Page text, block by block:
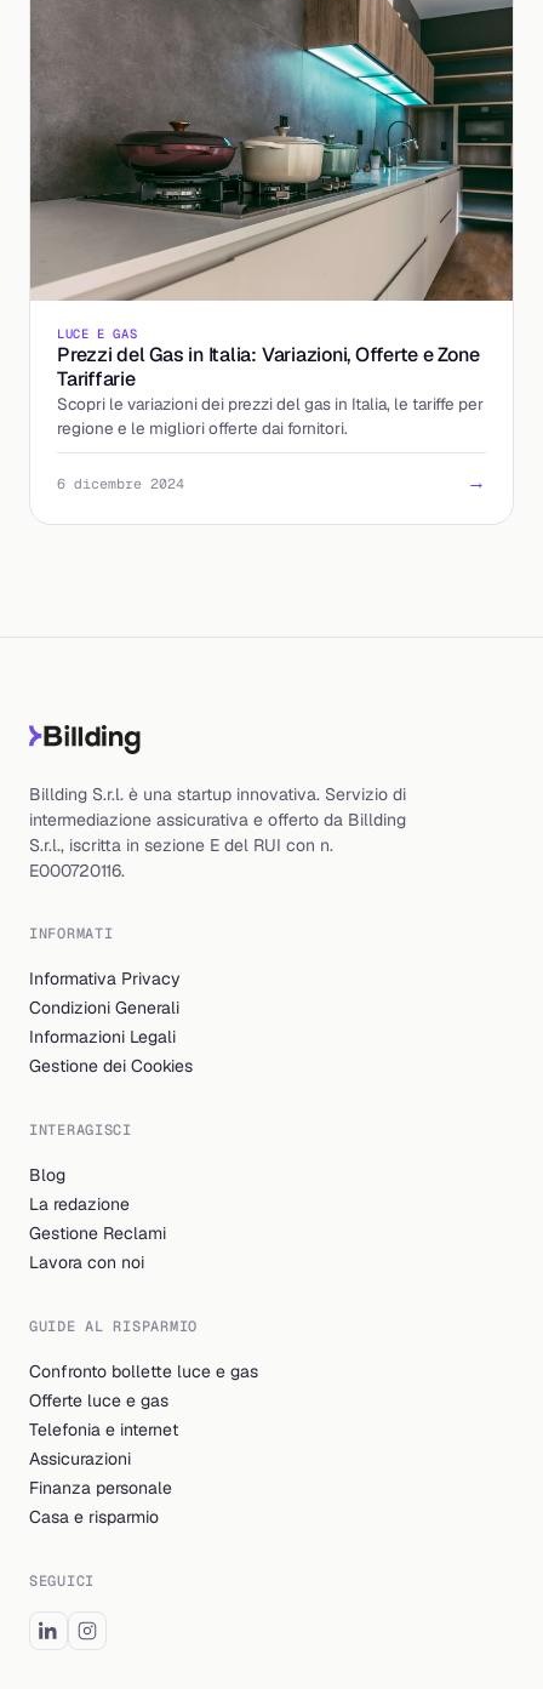
LUCE E GAS
Prezzi del Gas in Italia: Variazioni, Offerte e Zone
Tariffarie
Scopri le variazioni dei prezzi del gas in Italia, le tariffe per
regione e le migliori offerte dai fornitori.
6 dicembre 2024 →
Billding S.r.l. è una startup innovativa. Servizio di
intermediazione assicurativa e offerto da Billding
S.r.l., iscritta in sezione E del RUI con n.
E000720116.
INFORMATI
Informativa Privacy
Condizioni Generali
Informazioni Legali
Gestione dei Cookies
INTERAGISCI
Blog
La redazione
Gestione Reclami
Lavora con noi
GUIDE AL RISPARMIO
Confronto bollette luce e gas
Offerte luce e gas
Telefonia e internet
Assicurazioni
Finanza personale
Casa e risparmio
SEGUICI